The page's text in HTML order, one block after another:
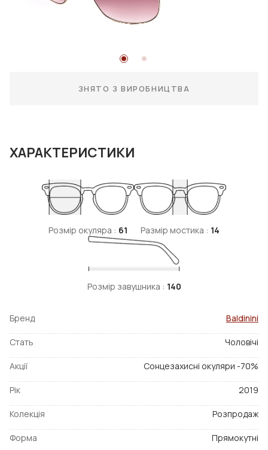
ЗНЯТО З ВИРОБНИЦТВА
ХАРАКТЕРИСТИКИ
Розмір окуляра : 61 Размір мостика : 14
Розмір завушника : 140
Бренд Baldinini
Стать Чоловічі
Акції Сонцезахисні окуляри -70%
Рік 2019
Колекція Розпродаж
Форма Прямокутні